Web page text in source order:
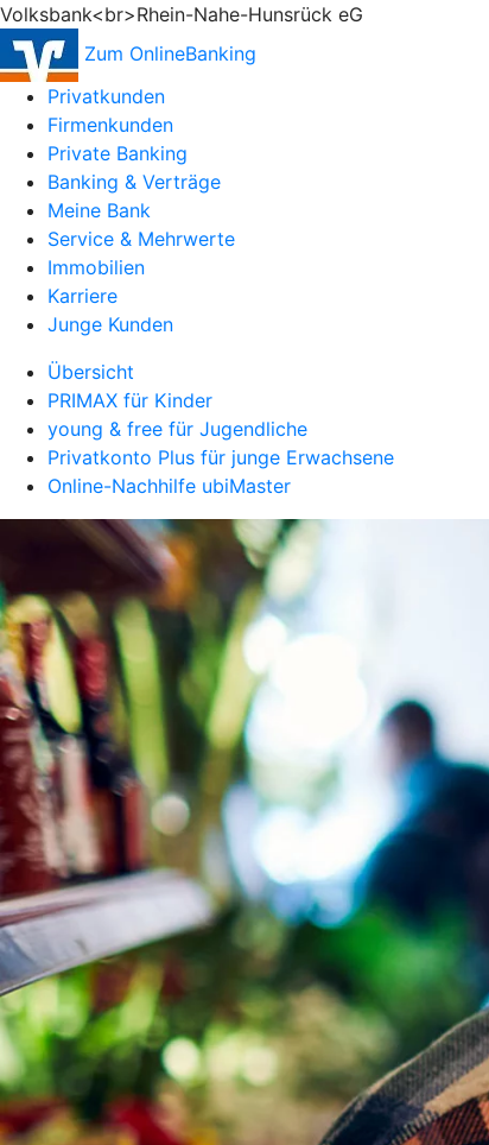
Volksbank<br>Rhein-Nahe-Hunsrück eG
Zum OnlineBanking
Privatkunden
Firmenkunden
Private Banking
Banking & Verträge
Meine Bank
Service & Mehrwerte
Immobilien
Karriere
Junge Kunden
Übersicht
PRIMAX für Kinder
young & free für Jugendliche
Privatkonto Plus für junge Erwachsene
Online-Nachhilfe ubiMaster